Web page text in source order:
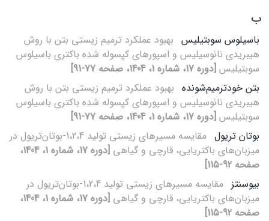
ب
باسیلوس سوبتیلیس بهبود عملکرد ترمیم زیستی بتن با روش
هیبریدی نانوسیلیس و اسپورهای کپسوله شده باکتری باسیلوس
سوبتیلیس [دوره 17، شماره 1، 1404، صفحه 77-91]
بتن خودترمیم‌شونده بهبود عملکرد ترمیم زیستی بتن با روش
هیبریدی نانوسیلیس و اسپورهای کپسوله شده باکتری باسیلوس
سوبتیلیس [دوره 17، شماره 1، 1404، صفحه 77-91]
بوتان تریول
مقایسه مسیرهای زیستی تولید 1،2،4-بوتان‌تریول در
میزبان‌های باکتریایی، قارچی و گیاهی
[دوره 17، شماره 1، 1404،
صفحه 92-115]
بیوسنتز
مقایسه مسیرهای زیستی تولید 1،2،4-بوتان‌تریول در
میزبان‌های باکتریایی، قارچی و گیاهی
[دوره 17، شماره 1، 1404،
صفحه 92-115]